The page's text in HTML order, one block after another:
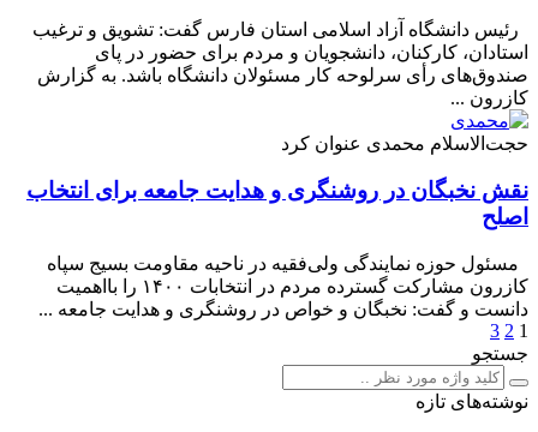
رئیس دانشگاه آزاد اسلامی استان فارس گفت: تشویق و ترغیب
استادان، کارکنان، دانشجویان و مردم برای حضور در پای
صندوق‌های رأی سرلوحه کار مسئولان دانشگاه باشد. به گزارش
کازرون ...
حجت‌الاسلام محمدی عنوان کرد
نقش نخبگان در روشنگری و هدایت‌ جامعه برای انتخاب
اصلح
مسئول حوزه نمایندگی ولی‌فقیه در ناحیه مقاومت بسیج سپاه
کازرون مشارکت گسترده مردم در انتخابات ۱۴۰۰ را بااهمیت
دانست و گفت: نخبگان و خواص در روشنگری و هدایت جامعه ...
1
2
3
جستجو
نوشته‌های تازه